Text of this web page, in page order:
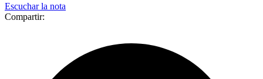
Escuchar la nota
Compartir: